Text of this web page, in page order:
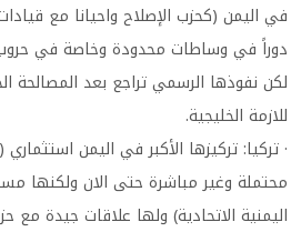
في اليمن (كحزب الإصلاح واحيانا مع
دوراً في وساطات محدودة وخاصة في
لكن نفوذها الرسمي تراجع بعد المصالحة
للازمة الخليجية.
· تركيا: تركيزها الأكبر في اليمن
محتملة وغير مباشرة حتى الان ولكنها
اليمنية الاتحادية) ولها علاقات جيدة مع